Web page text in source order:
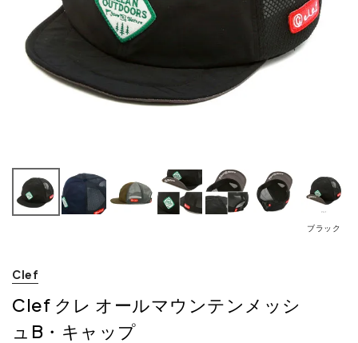
ブラック
Clef
Clef クレ オールマウンテンメッシ
ュB・キャップ